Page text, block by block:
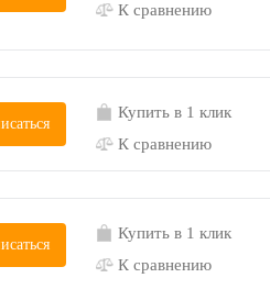
К сравнению
Купить в 1 клик
К сравнению
Купить в 1 клик
К сравнению